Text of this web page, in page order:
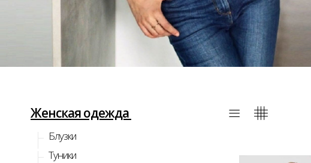
Женская одежда
Блузки
Туники